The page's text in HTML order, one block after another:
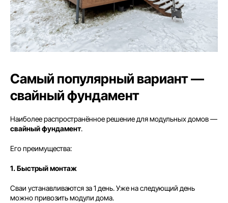
Самый популярный вариант —
свайный фундамент
Наиболее распространённое решение для модульных домов —
свайный фундамент.
Его преимущества:
1. Быстрый монтаж
Сваи устанавливаются за 1 день. Уже на следующий день
можно привозить модули дома.